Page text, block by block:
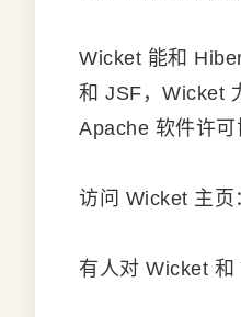
Wicket 能和
和 JSF，Wicket
Apache 软件许可
访问 Wicket 主
有人对 Wicket 和